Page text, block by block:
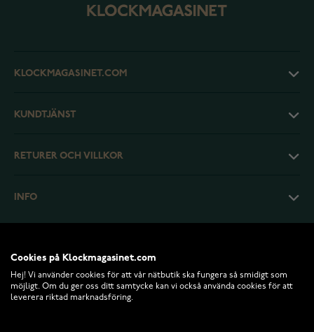
KLOCKMAGASINET.COM
KUNDTJÄNST
RETURER OCH VILLKOR
INFO
Cookies på Klockmagasinet.com
Hej! Vi använder cookies för att vår nätbutik ska fungera så smidigt som
möjligt. Om du ger oss ditt samtycke kan vi också använda cookies för att
leverera riktad marknadsföring.